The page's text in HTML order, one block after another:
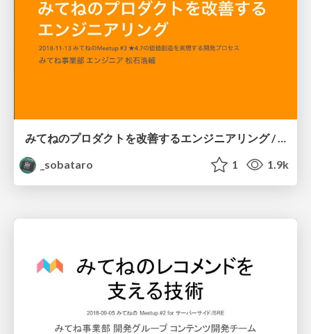
みてねのプロダクトを改善するエンジニアリング / Improve Family Album Mitene by Engineering
_sobataro
1 1.9k